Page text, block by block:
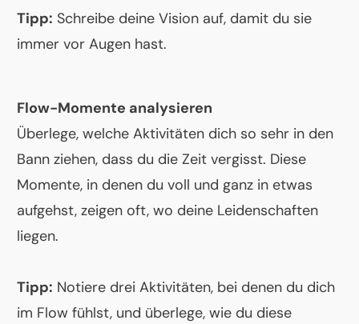
Tipp: Schreibe deine Vision auf, damit du sie
immer vor Augen hast.
Flow-Momente analysieren
Überlege, welche Aktivitäten dich so sehr in den
Bann ziehen, dass du die Zeit vergisst. Diese
Momente, in denen du voll und ganz in etwas
aufgehst, zeigen oft, wo deine Leidenschaften
liegen.
Tipp: Notiere drei Aktivitäten, bei denen du dich
im Flow fühlst, und überlege, wie du diese